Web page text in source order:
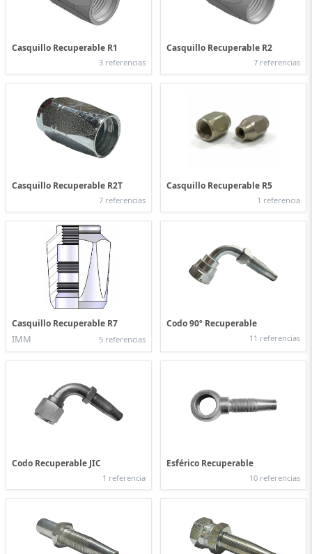
Casquillo Recuperable R1
3 referencias
Casquillo Recuperable R2
7 referencias
Casquillo Recuperable R2T
7 referencias
Casquillo Recuperable R5
1 referencia
Casquillo Recuperable R7
IMM 5 referencias
Codo 90º Recuperable
11 referencias
Codo Recuperable JIC
1 referencia
Esférico Recuperable
10 referencias